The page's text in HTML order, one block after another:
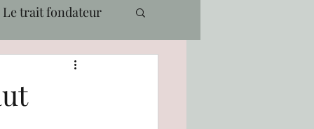
Le trait fondateur